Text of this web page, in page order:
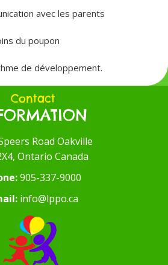
avec les parents
du poupon
de développement.
Contact
Road Oakville
Ontario Canada
905-337-9000
info@lppo.ca